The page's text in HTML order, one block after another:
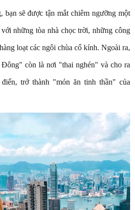
sẽ được tận mắt chiêm ngưỡng một
những tòa nhà chọc trời, những công
loạt các ngôi chùa cổ kính. Ngoài ra,
còn là nơi "thai nghén" và cho ra
trở thành "món ăn tinh thần" của